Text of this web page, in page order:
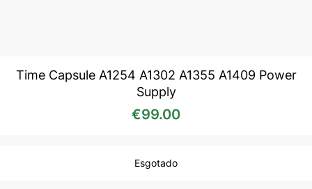
Time Capsule A1254 A1302 A1355 A1409 Power
Supply
€99.00
Esgotado